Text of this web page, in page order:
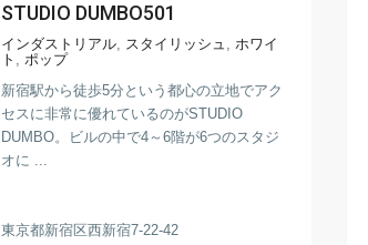
STUDIO DUMBO501
インダストリアル, スタイリッシュ , ホワイ
ト , ポップ
新宿駅から徒歩5分という都心の立地でアク
セスに非常に優れているのがSTUDIO
DUMBO。ビルの中で4～6階が6つのスタジ
オに ...
東京都新宿区西新宿7-22-42